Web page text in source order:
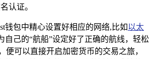
认证。
钱包中精心设置好相应的网络,比如以太
自己的“航船”设定好了正确的航线，轻松
便可以直接开启加密货币的交易之旅，